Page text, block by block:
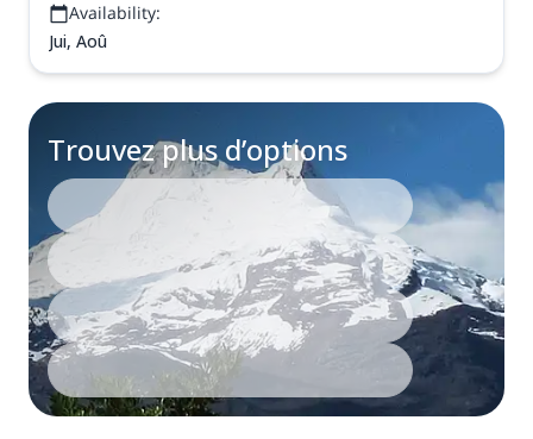
Availability:
Jui, Aoû
Trouvez plus d’options